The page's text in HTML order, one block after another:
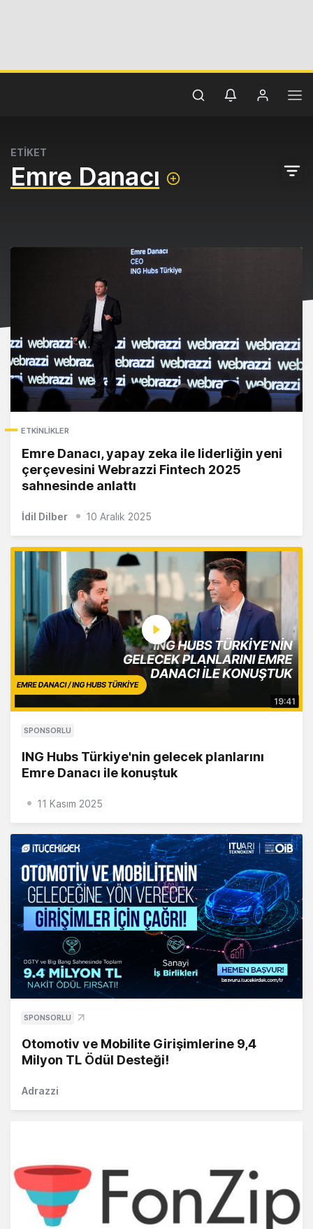
ETİKET
Emre Danacı
ETKINLIKLER
Emre Danacı, yapay zeka ile liderliğin yeni
çerçevesini Webrazzi Fintech 2025
sahnesinde anlattı
İdil Dilber 10 Aralık 2025
SPONSORLU
ING Hubs Türkiye'nin gelecek planlarını
Emre Danacı ile konuştuk
19:41
11 Kasım 2025
SPONSORLU
Otomotiv ve Mobilite Girişimlerine 9,4
Milyon TL Ödül Desteği!
Adrazzi